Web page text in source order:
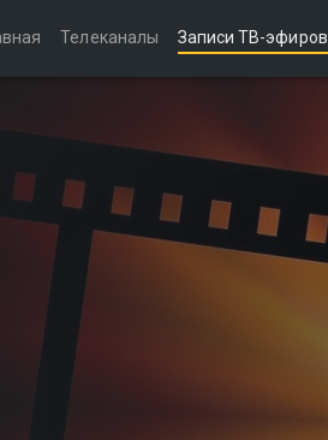
Телеканалы Записи ТВ-эфиров